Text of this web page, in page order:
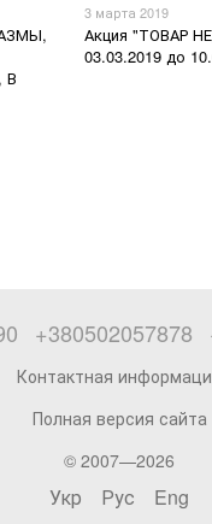
В
3 марта 2019
Акция "ТОВАР
03.03.2019 до
+380502057878
Контактная
Полная версия сайта
© 2007—2026
Укр Рус Eng